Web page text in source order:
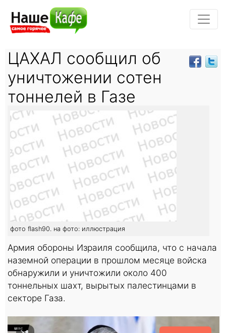
ЦАХАЛ сообщил об
уничтожении сотен
тоннелей в Газе
фото flash90. на фото: иллюстрация
Армия обороны Израиля сообщила, что с начала
наземной операции в прошлом месяце войска
обнаружили и уничтожили около 400
тоннельных шахт, вырытых палестинцами в
секторе Газа.